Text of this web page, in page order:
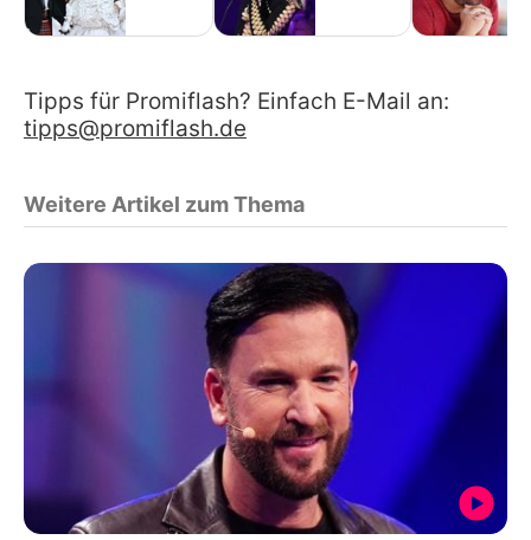
Tipps für Promiflash? Einfach E-Mail an:
tipps@promiflash.de
Weitere Artikel zum Thema